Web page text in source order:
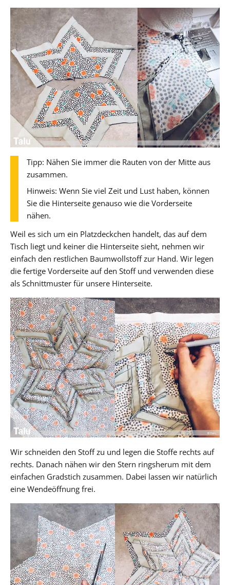
Tipp: Nähen Sie immer die Rauten von der Mitte aus
zusammen.
Hinweis: Wenn Sie viel Zeit und Lust haben, können
Sie die Hinterseite genauso wie die Vorderseite
nähen.
Weil es sich um ein Platzdeckchen handelt, das auf dem
Tisch liegt und keiner die Hinterseite sieht, nehmen wir
einfach den restlichen Baumwollstoff zur Hand. Wir legen
die fertige Vorderseite auf den Stoff und verwenden diese
als Schnittmuster für unsere Hinterseite.
Wir schneiden den Stoff zu und legen die Stoffe rechts auf
rechts. Danach nähen wir den Stern ringsherum mit dem
einfachen Gradstich zusammen. Dabei lassen wir natürlich
eine Wendeöffnung frei.